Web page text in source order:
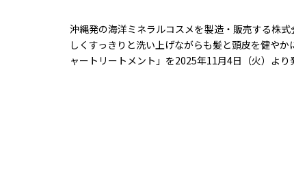
沖縄発の海洋ミネラルコスメを製造・販売する株
しくすっきりと洗い上げながらも髪と頭皮を健や
ャートリートメント」を2025年11月4日（火）より